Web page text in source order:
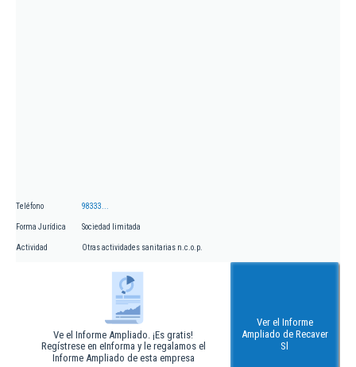
Teléfono 98333...
Forma Jurídica Sociedad limitada
Actividad Otras actividades sanitarias n.c.o.p.
Ve el Informe Ampliado. ¡Es gratis!
Regístrese en eInforma y le regalamos el
Informe Ampliado de esta empresa
Ver el Informe
Ampliado de Recaver
Sl